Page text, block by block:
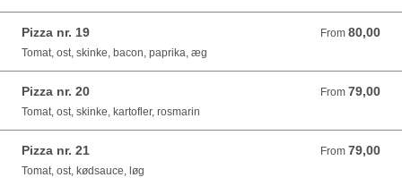
Pizza nr. 19 From 80,00
From 80,00 DKK
Tomat, ost, skinke, bacon, paprika, æg
Pizza nr. 20 From 79,00
From 79,00 DKK
Tomat, ost, skinke, kartofler, rosmarin
Pizza nr. 21 From 79,00
From 79,00 DKK
Tomat, ost, kødsauce, løg